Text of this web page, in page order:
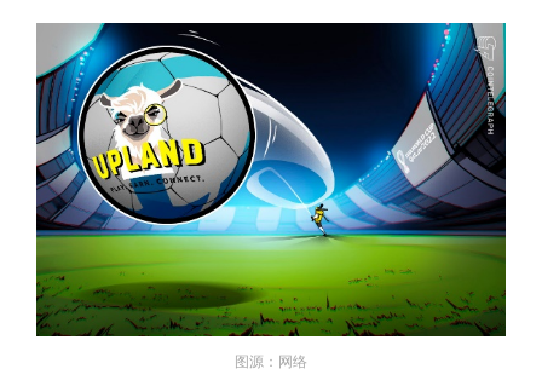
图源：网络